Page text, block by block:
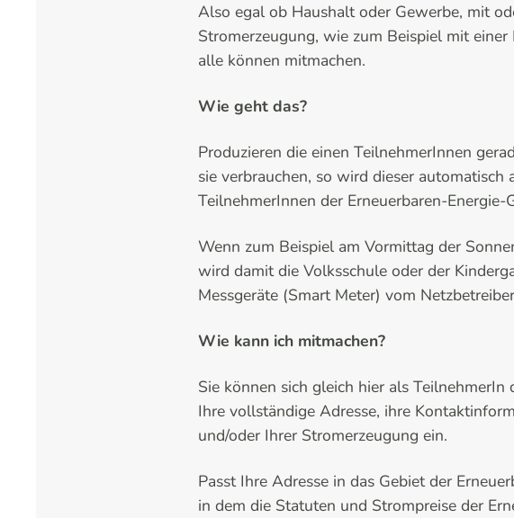
Also egal ob Haushalt oder Gewerbe, mit
Stromerzeugung, wie zum Beispiel mit
alle können mitmachen.
Wie geht das?
Produzieren die einen TeilnehmerInnen
sie verbrauchen, so wird dieser automatisch
TeilnehmerInnen der Erneuerbaren-
Wenn zum Beispiel am Vormittag der
wird damit die Volksschule oder der
Messgeräte (Smart Meter) vom
Wie kann ich mitmachen?
Sie können sich gleich hier als
Ihre vollständige Adresse, ihre
und/oder Ihrer Stromerzeugung ein.
Passt Ihre Adresse in das Gebiet der
in dem die Statuten und Strompreise der